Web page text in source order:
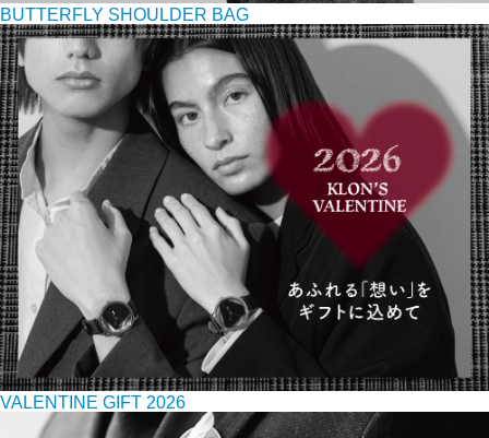
BUTTERFLY SHOULDER BAG
VALENTINE GIFT 2026